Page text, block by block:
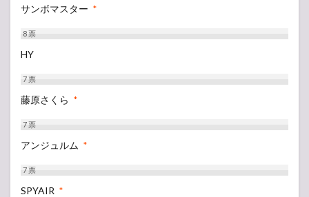
サンボマスター *
8票
HY
7票
藤原さくら *
7票
アンジュルム *
7票
SPYAIR *